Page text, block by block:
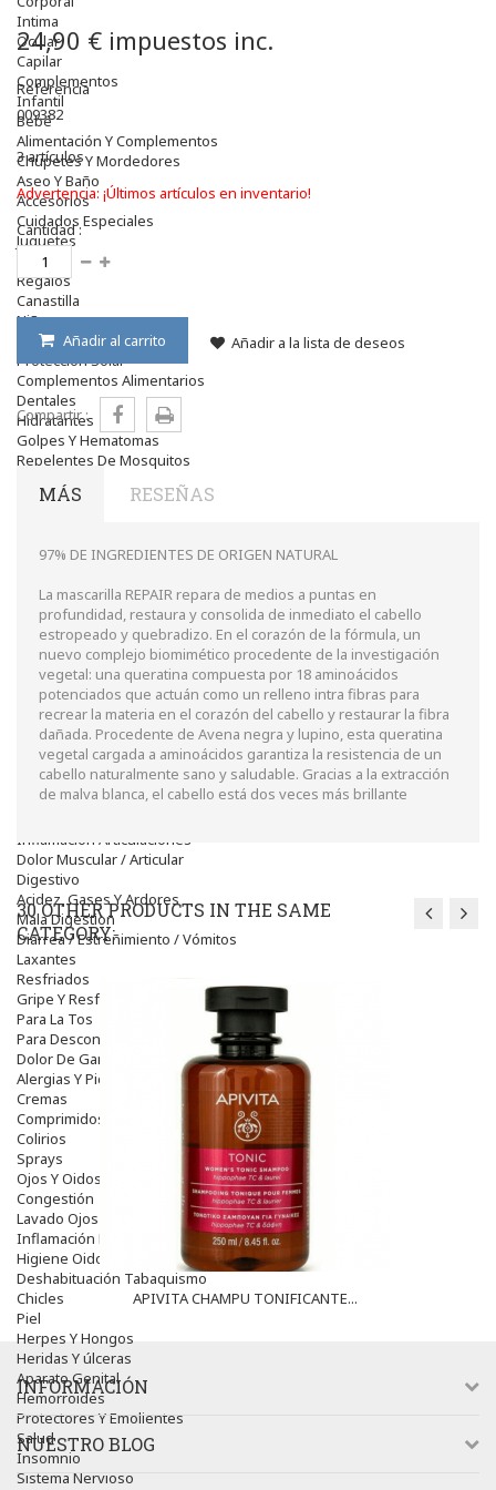
Intima
Ocular
Capilar
Complementos
Infantil
Bebé
Alimentación Y Complementos
Chupetes Y Mordedores
Aseo Y Baño
Accesorios
Cuidados Especiales
Juguetes
Mama
Regalos
Canastilla
Niños
Antipiojos
Protección Solar
Complementos Alimentarios
Dentales
Hidratantes
Golpes Y Hematomas
Repelentes De Mosquitos
Higiene
Colirios
Ortopedia - Accesorios
Movilidad
Vida Diaria
Miembro Superior
Tronco
Miembro Inferior
Podología
Calzado
Medicamentos
Dolor E Inflamación
Analgésicos
Inflamación Articulaciones
Dolor Muscular / Articular
Digestivo
Acidez, Gases Y Ardores
Mala Digestion
Diarrea / Estreñimiento / Vómitos
Laxantes
Resfriados
Gripe Y Resfriados
Para La Tos
Para Descongestionar La Nariz
Dolor De Garganta
Alergias Y Picaduras
Cremas
Comprimidos
Colirios
Sprays
Ojos Y Oidos
Congestión
Lavado Ojos
Inflamación Del Oido (otitis)
Higiene Oido
Deshabituación Tabaquismo
Chicles
Piel
Herpes Y Hongos
Heridas Y úlceras
Aparato Genital
Hemorroides
Protectores Y Emolientes
Salud
Insomnio
Sistema Nervioso
24,90 € impuestos inc.
Referencia
009382
3artículos
Advertencia: ¡Últimos artículos en inventario!
Cantidad :
Añadir al carrito Añadir a la lista de deseos
Compartir :
MÁS RESEÑAS
97% DE INGREDIENTES DE ORIGEN NATURAL
La mascarilla REPAIR repara de medios a puntas en
profundidad, restaura y consolida de inmediato el cabello
estropeado y quebradizo. En el corazón de la fórmula, un
nuevo complejo biomimético procedente de la investigación
vegetal: una queratina compuesta por 18 aminoácidos
potenciados que actuán como un relleno intra fibras para
recrear la materia en el corazón del cabello y restaurar la fibra
dañada. Procedente de Avena negra y lupino, esta queratina
vegetal cargada a aminoácidos garantiza la resistencia de un
cabello naturalmente sano y saludable. Gracias a la extracción
de malva blanca, el cabello está dos veces más brillante
30 OTHER PRODUCTS IN THE SAME
CATEGORY:
APIVITA CHAMPU TONIFICANTE...
INFORMACIÓN
NUESTRO BLOG